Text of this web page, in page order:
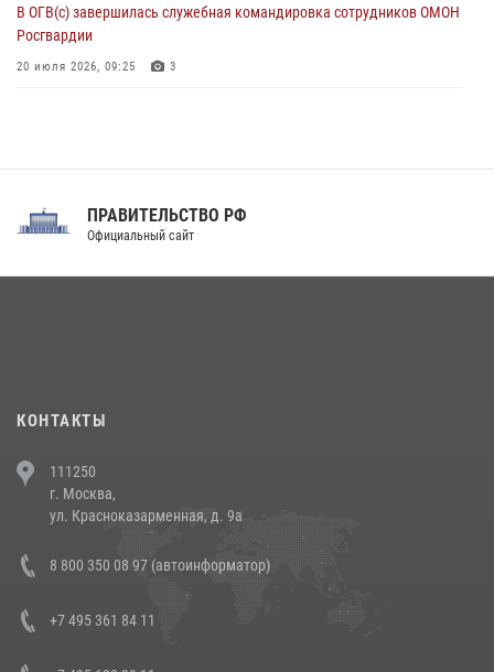
В ОГВ(с) завершилась служебная командировка сотрудников ОМОН
Росгвардии
20 июля 2026, 09:25 3
Праздник «Один день с Росгвардией» к 105-летию Центрального
напавших на бригаду скорой помощи (видео)
14 июля 2026, 12:20
В Росгвардии прошла военно-научная конференция по обобщению
боевого опыта
ПРАВИТЕЛЬСТВО РФ
Официальный сайт
КОНТАКТЫ
111250
г. Москва,
ул. Красноказарменная, д. 9а
8 800 350 08 97 (автоинформатор)
+7 495 361 84 11